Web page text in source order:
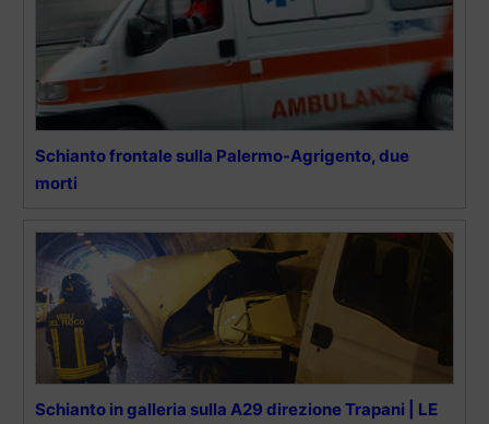
Schianto frontale sulla Palermo-Agrigento, due
morti
Schianto in galleria sulla A29 direzione Trapani | LE